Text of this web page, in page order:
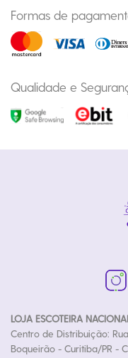
Formas de
Qualidade e
LOJA ESCOTEIRA
Centro de Distribuição:
Boqueirão - Curitiba/PR -